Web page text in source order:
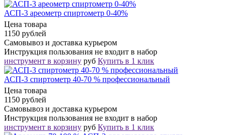
АСП-3 ареометр спиртометр 0-40%
Цена товара
1150 рублей
Самовывоз и доставка курьером
Инструкция пользования не входит в набор
инструмент в корзину руб Купить в 1 клик
АСП-3 спиртометр 40-70 % профессиональный
Цена товара
1150 рублей
Самовывоз и доставка курьером
Инструкция пользования не входит в набор
инструмент в корзину руб Купить в 1 клик